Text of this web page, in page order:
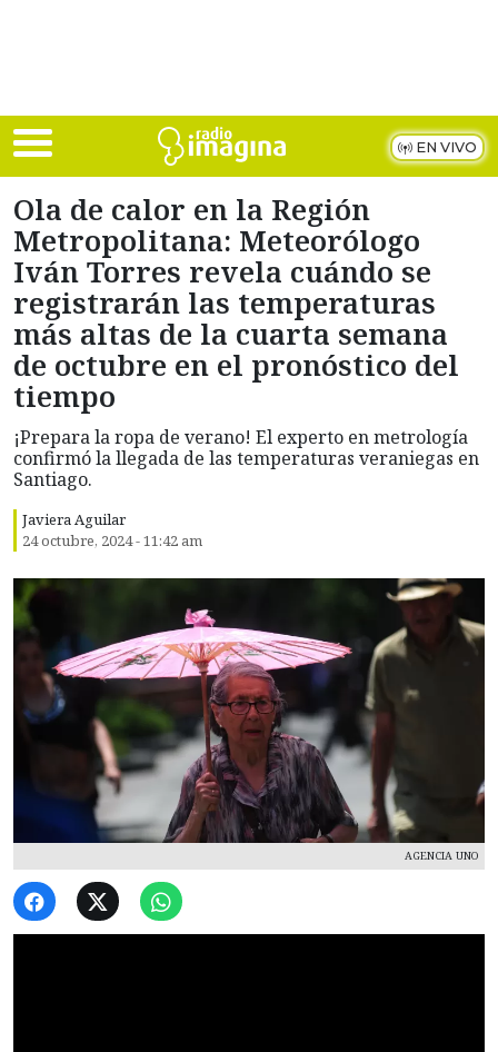
EN VIVO
Ola de calor en la Región
Metropolitana: Meteorólogo
Iván Torres revela cuándo se
registrarán las temperaturas
más altas de la cuarta semana
de octubre en el pronóstico del
tiempo
¡Prepara la ropa de verano! El experto en metrología
confirmó la llegada de las temperaturas veraniegas en
Santiago.
Javiera Aguilar
24 octubre, 2024 - 11:42 am
AGENCIA UNO